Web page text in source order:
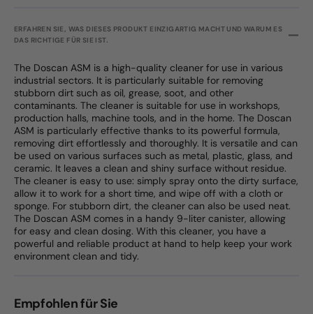
ERFAHREN SIE, WAS DIESES PRODUKT EINZIGARTIG MACHT UND WARUM ES
DAS RICHTIGE FÜR SIE IST.
The Doscan ASM is a high-quality cleaner for use in various
industrial sectors. It is particularly suitable for removing
stubborn dirt such as oil, grease, soot, and other
contaminants. The cleaner is suitable for use in workshops,
production halls, machine tools, and in the home. The Doscan
ASM is particularly effective thanks to its powerful formula,
removing dirt effortlessly and thoroughly. It is versatile and can
be used on various surfaces such as metal, plastic, glass, and
ceramic. It leaves a clean and shiny surface without residue.
The cleaner is easy to use: simply spray onto the dirty surface,
allow it to work for a short time, and wipe off with a cloth or
sponge. For stubborn dirt, the cleaner can also be used neat.
The Doscan ASM comes in a handy 9-liter canister, allowing
for easy and clean dosing. With this cleaner, you have a
powerful and reliable product at hand to help keep your work
environment clean and tidy.
Empfohlen für Sie